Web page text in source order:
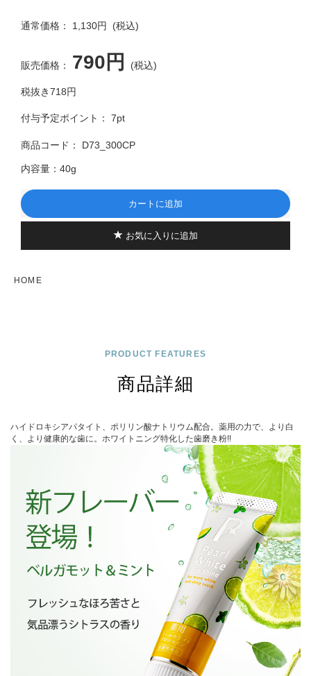
通常価格： 1,130円 (税込)
販売価格： 790円 (税込)
税抜き718円
付与予定ポイント： 7pt
商品コード： D73_300CP
内容量： 40g
カートに追加
お気に入りに追加
HOME
PRODUCT FEATURES
商品詳細
ハイドロキシアパタイト、ポリリン酸ナトリウム配合。薬用の力で、より白
く、より健康的な歯に。ホワイトニング特化した歯磨き粉!!